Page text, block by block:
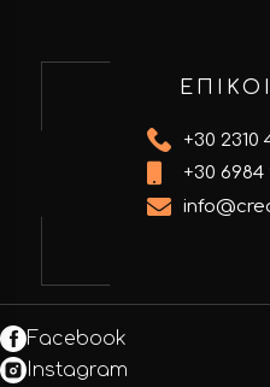
+30 2310
+30 6984
Facebook
Instagram